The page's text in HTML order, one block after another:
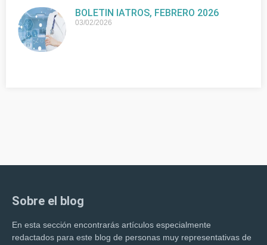
BOLETIN IATROS, FEBRERO 2026
03/02/2026
Sobre el blog
En esta sección encontrarás artículos especialmente
redactados para este blog de personas muy representativas de